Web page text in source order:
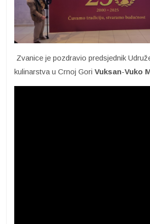
Zvanice je pozdravio predsjednik
kulinarstva u Crnoj Gori Vuksan-Vuko